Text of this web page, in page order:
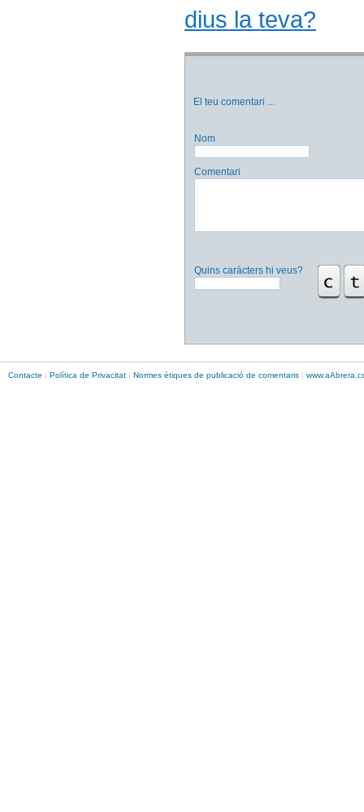
dius la teva?
El teu comentari ...
Nom
Comentari
Quins caràcters hi veus?
Contacte | Política de Privacitat | Normes ètiques de publicació de comentaris | www.aAbrera